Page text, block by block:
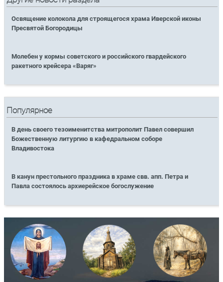
Освящение колокола для строящегося храма Иверской иконы
Пресвятой Богородицы
Молебен у кормы советского и российского гвардейского
ракетного крейсера «Варяг»
Популярное
В день своего тезоименитства митрополит Павел совершил
Божественную литургию в кафедральном соборе
Владивостока
В канун престольного праздника в храме свв. апп. Петра и
Павла состоялось архиерейское богослужение